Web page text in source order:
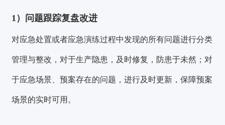
1）问题跟踪复盘改进
对应急处置或者应急演练过程中发现的所有问题进行分类
管理与整改，对于生产隐患，及时修复，防患于未然；对
于应急场景、预案存在的问题，进行及时更新，保障预案
场景的实时可用。